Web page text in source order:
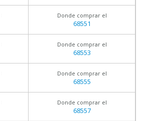
Donde comprar el
68551
Donde comprar el
68553
Donde comprar el
68555
Donde comprar el
68557